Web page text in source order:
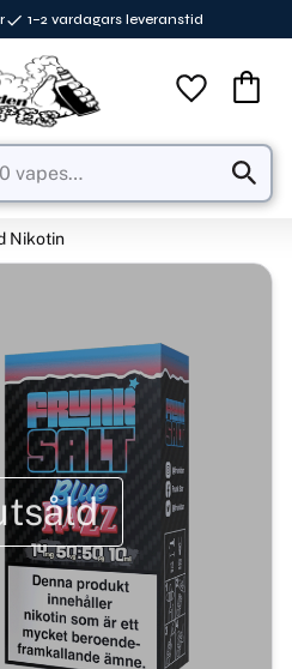
1–2 vardagars leveranstid
Favoriter
Nikotin